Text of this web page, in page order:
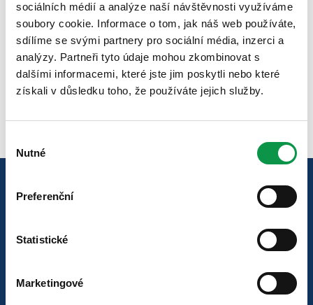
sociálních médií a analýze naší návštěvnosti využíváme
soubory cookie. Informace o tom, jak náš web používáte,
sdílíme se svými partnery pro sociální média, inzerci a
analýzy. Partneři tyto údaje mohou zkombinovat s
dalšími informacemi, které jste jim poskytli nebo které
získali v důsledku toho, že používáte jejich služby.
souhlasu
Nutné
Preferenční
Statistické
Marketingové
Technické vyhotovení přístřešků
Služby pro přístřešky
Potřebuji stavební povolení na přístřešek?
Co připravit před montáží?